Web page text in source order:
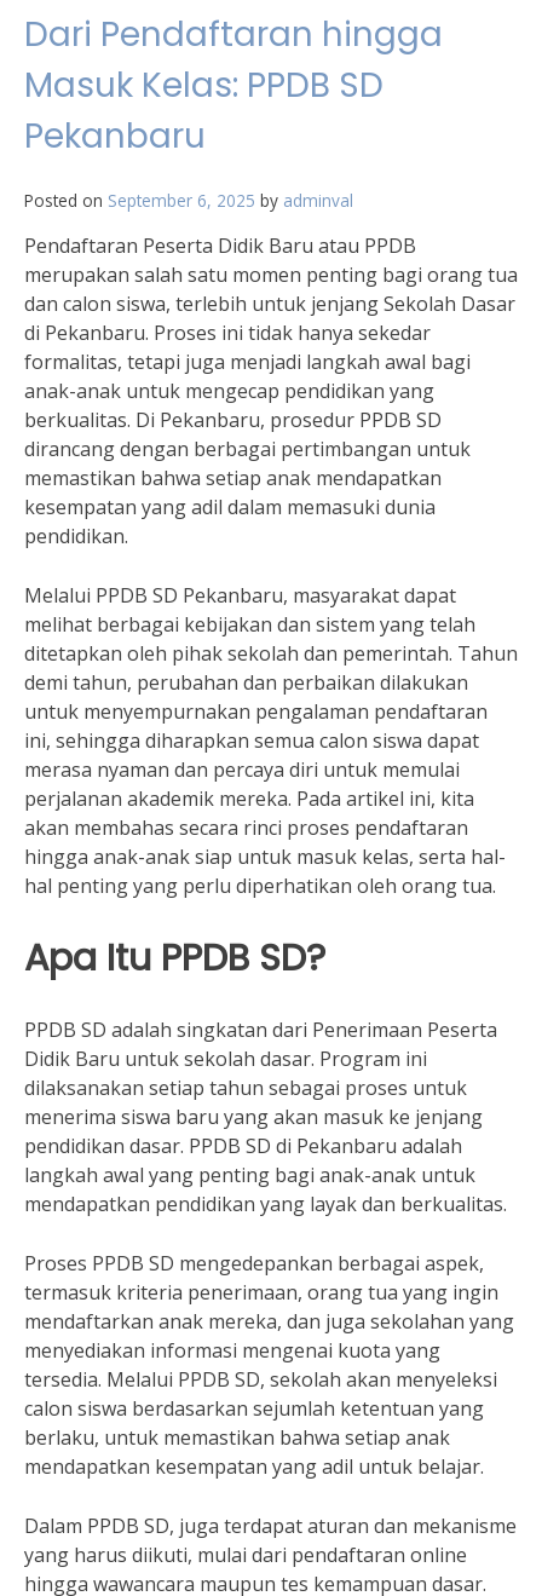
Dari Pendaftaran hingga
Masuk Kelas: PPDB SD
Pekanbaru
Posted on September 6, 2025 by adminval
Pendaftaran Peserta Didik Baru atau PPDB
merupakan salah satu momen penting bagi orang tua
dan calon siswa, terlebih untuk jenjang Sekolah Dasar
di Pekanbaru. Proses ini tidak hanya sekedar
formalitas, tetapi juga menjadi langkah awal bagi
anak-anak untuk mengecap pendidikan yang
berkualitas. Di Pekanbaru, prosedur PPDB SD
dirancang dengan berbagai pertimbangan untuk
memastikan bahwa setiap anak mendapatkan
kesempatan yang adil dalam memasuki dunia
pendidikan.
Melalui PPDB SD Pekanbaru, masyarakat dapat
melihat berbagai kebijakan dan sistem yang telah
ditetapkan oleh pihak sekolah dan pemerintah. Tahun
demi tahun, perubahan dan perbaikan dilakukan
untuk menyempurnakan pengalaman pendaftaran
ini, sehingga diharapkan semua calon siswa dapat
merasa nyaman dan percaya diri untuk memulai
perjalanan akademik mereka. Pada artikel ini, kita
akan membahas secara rinci proses pendaftaran
hingga anak-anak siap untuk masuk kelas, serta hal-
hal penting yang perlu diperhatikan oleh orang tua.
Apa Itu PPDB SD?
PPDB SD adalah singkatan dari Penerimaan Peserta
Didik Baru untuk sekolah dasar. Program ini
dilaksanakan setiap tahun sebagai proses untuk
menerima siswa baru yang akan masuk ke jenjang
pendidikan dasar. PPDB SD di Pekanbaru adalah
langkah awal yang penting bagi anak-anak untuk
mendapatkan pendidikan yang layak dan berkualitas.
Proses PPDB SD mengedepankan berbagai aspek,
termasuk kriteria penerimaan, orang tua yang ingin
mendaftarkan anak mereka, dan juga sekolahan yang
menyediakan informasi mengenai kuota yang
tersedia. Melalui PPDB SD, sekolah akan menyeleksi
calon siswa berdasarkan sejumlah ketentuan yang
berlaku, untuk memastikan bahwa setiap anak
mendapatkan kesempatan yang adil untuk belajar.
Dalam PPDB SD, juga terdapat aturan dan mekanisme
yang harus diikuti, mulai dari pendaftaran online
hingga wawancara maupun tes kemampuan dasar.